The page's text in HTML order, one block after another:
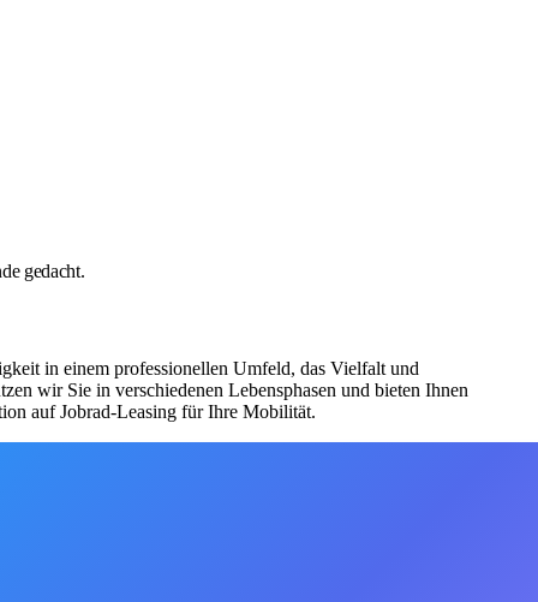
gedacht.
in einem professionellen Umfeld, das Vielfalt und
wir Sie in verschiedenen Lebensphasen und bieten Ihnen
auf Jobrad-Leasing für Ihre Mobilität.